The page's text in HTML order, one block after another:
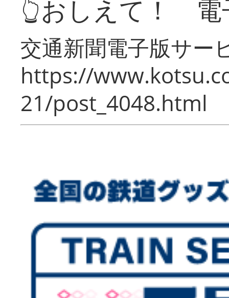
👆おしえて！ 電
交通新聞電子版サー
https://
21/post_4048.html